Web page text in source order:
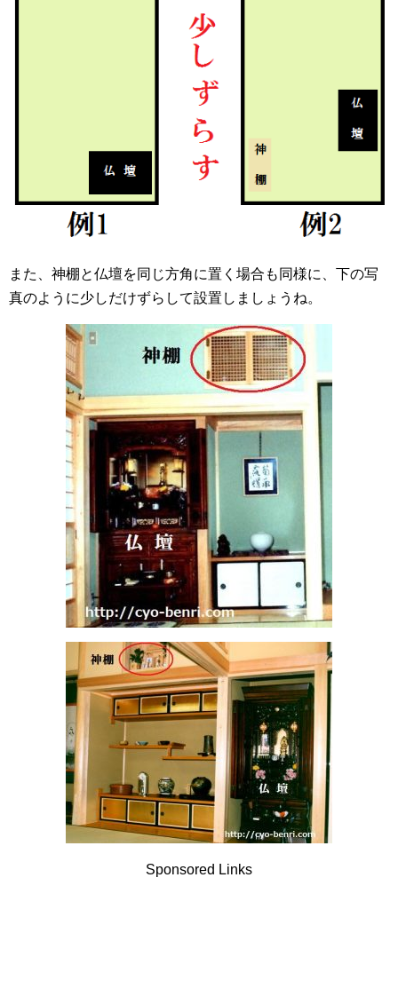
また、神棚と仏壇を同じ方角に置く場合も同様に、下の写
真のように少しだけずらして設置しましょうね。
Sponsored Links